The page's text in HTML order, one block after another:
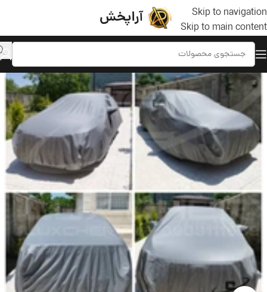
Skip to navigation
Skip to main content